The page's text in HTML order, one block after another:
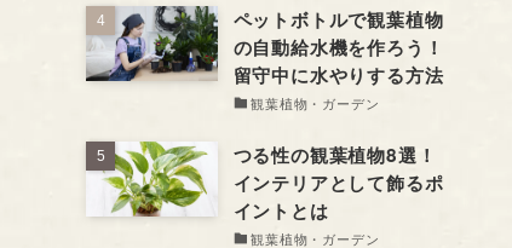
ペットボトルで観葉植物
の自動給水機を作ろう！
留守中に水やりする方法
観葉植物・ガーデン
つる性の観葉植物8選！
インテリアとして飾るポ
イントとは
観葉植物・ガーデン